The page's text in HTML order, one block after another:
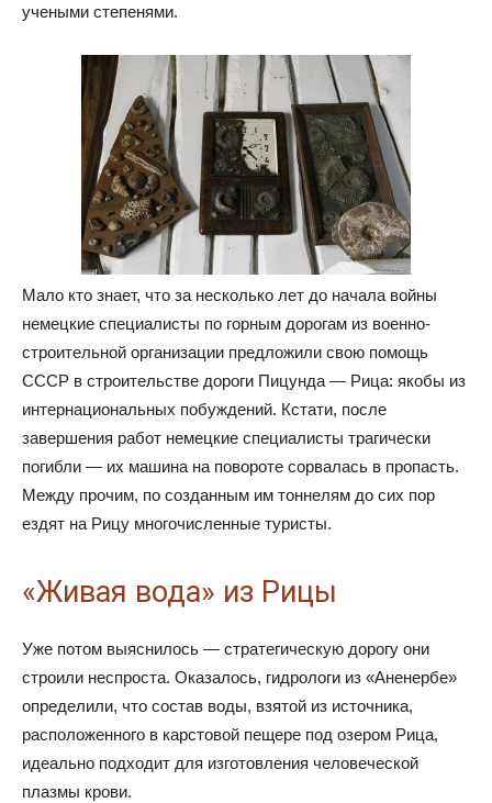
учеными степенями.
Мало кто знает, что за несколько лет до начала войны
немецкие специалисты по горным дорогам из военно-
строительной организации предложили свою помощь
СССР в строительстве дороги Пицунда — Рица: якобы из
интернациональных побуждений. Кстати, после
завершения работ немецкие специалисты трагически
погибли — их машина на повороте сорвалась в пропасть.
Между прочим, по созданным им тоннелям до сих пор
ездят на Рицу многочисленные туристы.
«Живая вода» из Рицы
Уже потом выяснилось — стратегическую дорогу они
строили неспроста. Оказалось, гидрологи из «Аненербе»
определили, что состав воды, взятой из источника,
расположенного в карстовой пещере под озером Рица,
идеально подходит для изготовления человеческой
плазмы крови.